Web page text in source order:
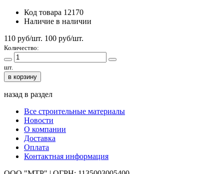
Код товара 12170
Наличие в наличии
110 руб/шт. 100 руб/шт.
Количество:
шт.
в корзину
назад в раздел
Все строительные материалы
Новости
О компании
Доставка
Оплата
Контактная информация